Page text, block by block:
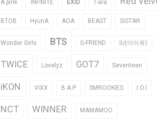
A pink INFINITE EXID T-ara
BTOB HyunA AOA BEAST SISTAR
Wonder Girls BTS G-FRIEND IU(아이유)
TWICE Lovelyz GOT7 Seventeen
iKON VIXX B.A.P SMROOKIES I.O.I
NCT WINNER MAMAMOO